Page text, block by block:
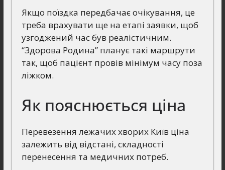
Якщо поїздка передбачає очікування, це
треба врахувати ще на етапі заявки, щоб
узгоджений час був реалістичним.
“Здорова Родина” планує такі маршрути
так, щоб пацієнт провів мінімум часу поза
ліжком.
Як пояснюється ціна
Перевезення лежачих хворих Київ ціна
залежить від відстані, складності
перенесення та медичних потреб.